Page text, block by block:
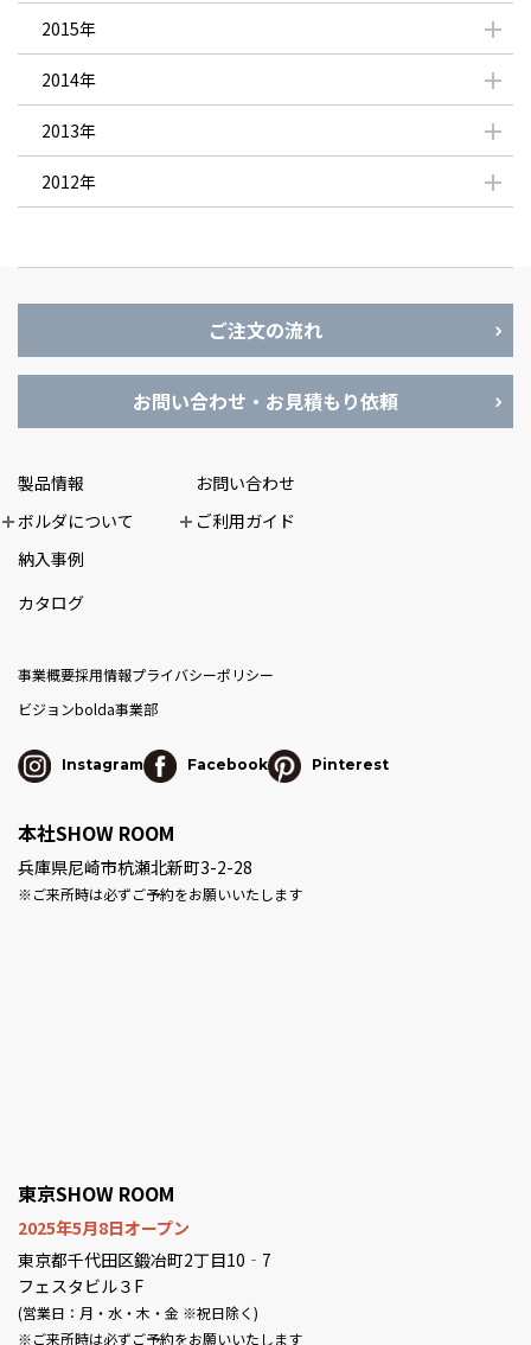
2015年
2014年
2013年
2012年
ご注文の流れ
お問い合わせ・お見積もり依頼
製品情報
ボルダについて
納入事例
カタログ
お問い合わせ
ご利用ガイド
事業概要採用情報プライバシーポリシー
ビジョンbolda事業部
Instagram Facebook Pinterest
本社SHOW ROOM
兵庫県尼崎市杭瀬北新町3-2-28
※ご来所時は必ずご予約をお願いいたします
東京SHOW ROOM
2025年5月8日オープン
東京都千代田区鍛冶町2丁目10‐7
フェスタビル３F
(営業日：月・水・木・金 ※祝日除く)
※ご来所時は必ずご予約をお願いいたします